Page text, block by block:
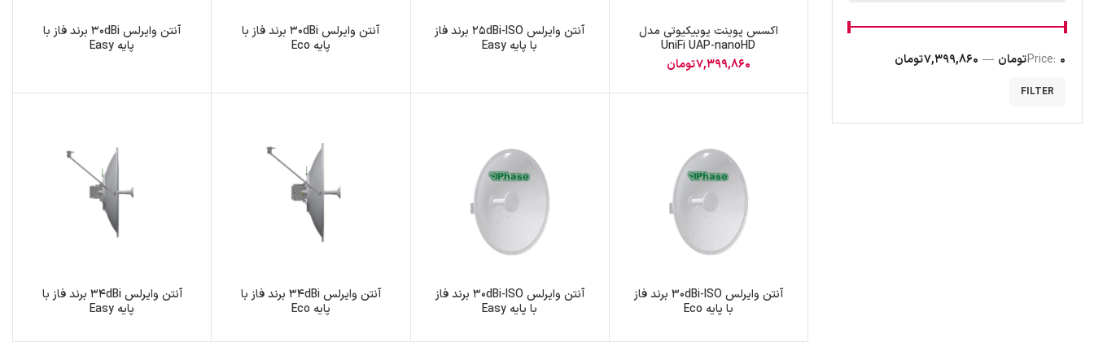
پچ پنل SFTP
پچ پنل UTP
FILTER
Price: 0 تومان — 7,399,860 تومان
اکسس پوینت یوبیکیوتی مدل
UniFi UAP-nanoHD
7,399,860تومان
آنتن وایرلس 25dBi-ISO برند فاز
با پایه Easy
آنتن وایرلس 30dBi برند فاز با
پایه Eco
آنتن وایرلس 30dBi برند فاز با
پایه Easy
آنتن وایرلس 30dBi-ISO برند فاز
با پایه Eco
آنتن وایرلس 30dBi-ISO برند فاز
با پایه Easy
آنتن وایرلس 34dBi برند فاز با
پایه Eco
آنتن وایرلس 34dBi برند فاز با
پایه Easy